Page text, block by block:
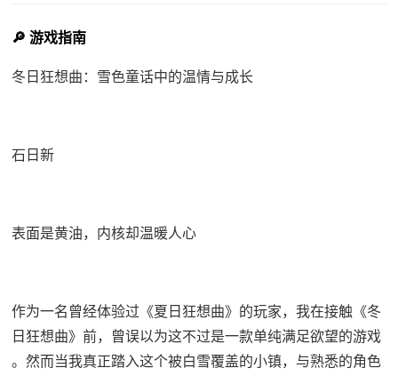
🔎 游戏指南
冬日狂想曲：雪色童话中的温情与成长
石日新
表面是黄油，内核却温暖人心
作为一名曾经体验过《夏日狂想曲》的玩家，我在接触《冬
日狂想曲》前，曾误以为这不过是一款​​单纯满足欲望的游戏​​
。然而当我真正踏入这个被白雪覆盖的小镇，与熟悉的角色